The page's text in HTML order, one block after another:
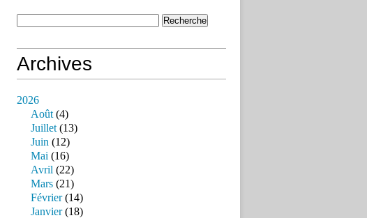
Archives
2026
Août(4)
Juillet(13)
Juin (12)
Mai (16)
Avril (22)
Mars (21)
Février(14)
Janvier(18)